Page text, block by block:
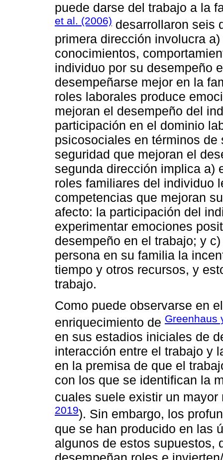
puede darse del trabajo a la
et al. (2006) desarrollaron seis
primera dirección involucra
conocimientos,
individuo por su desempeño
desempeñarse mejor en la
roles laborales produce
mejoran el desempeño del
participación en el dominio
psicosociales en términos
seguridad que mejoran el
segunda dirección implica a)
roles familiares del individuo
competencias que mejoran
afecto: la participación del
experimentar emociones
desempeño en el trabajo; y
persona en su familia la
tiempo y otros recursos, y
trabajo.
Como puede observarse en
enriquecimiento de Greenhaus
en sus estadios iniciales de
interacción entre el trabajo y
en la premisa de que el
con los que se identifican la
cuales suele existir un
2019). Sin embargo, los
que se han producido en las
algunos de estos supuestos,